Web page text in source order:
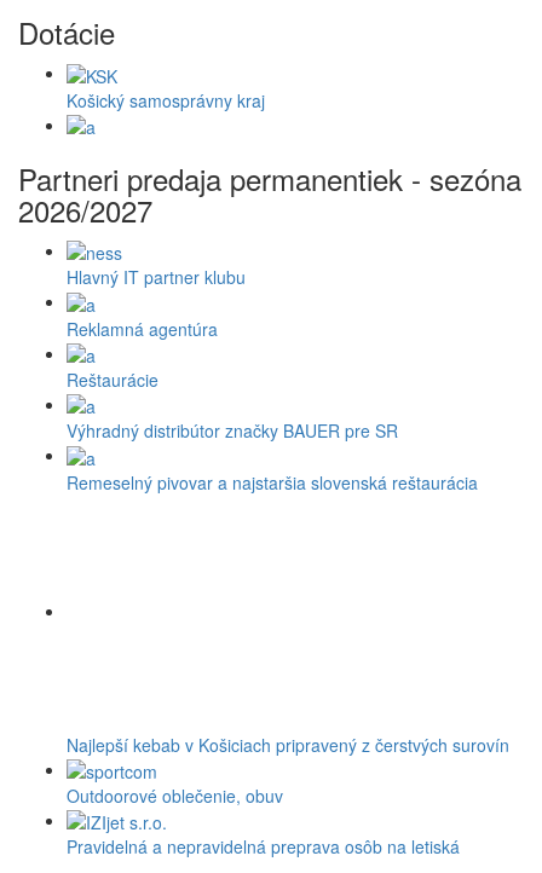
Dotácie
Košický samosprávny kraj
Partneri predaja permanentiek - sezóna
2026/2027
Hlavný IT partner klubu
Reklamná agentúra
Reštaurácie
Výhradný distribútor značky BAUER pre SR
Remeselný pivovar a najstaršia slovenská reštaurácia
Najlepší kebab v Košiciach pripravený z čerstvých surovín
Outdoorové oblečenie, obuv
Pravidelná a nepravidelná preprava osôb na letiská